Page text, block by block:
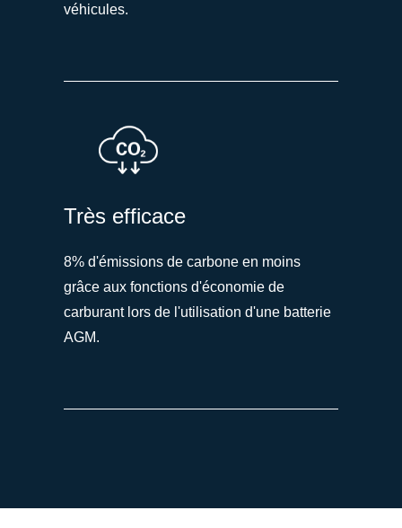
véhicules.
Très efficace
8% d'émissions de carbone en moins
grâce aux fonctions d'économie de
carburant lors de l'utilisation d'une batterie
AGM.